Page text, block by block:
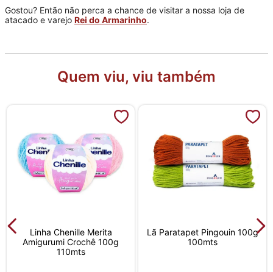
Gostou? Então não perca a chance de visitar a nossa loja de
atacado e varejo Rei do Armarinho.
Quem viu, viu também
Linha Chenille Merita
Amigurumi Crochê 100g
110mts
Lã Paratapet Pingouin 100g
100mts